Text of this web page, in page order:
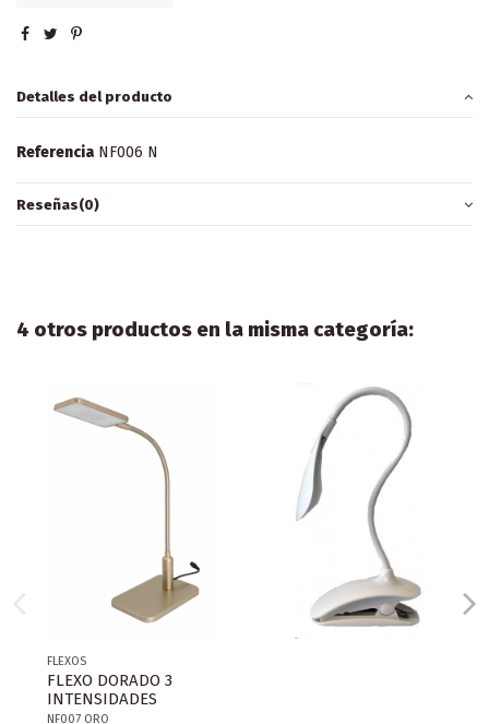
Detalles del producto
Referencia NF006 N
Reseñas(0)
4 otros productos en la misma categoría:
FLEXOS
FLEXO DORADO 3
INTENSIDADES
NF007 ORO